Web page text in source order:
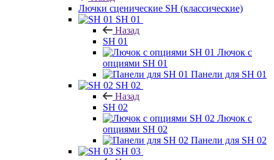
Лючки сценические SH (классические)
SH 01
Назад
SH 01
Лючок с
опциями SH 01
Панели для SH 01
SH 02
Назад
SH 02
Лючок с
опциями SH 02
Панели для SH 02
SH 03